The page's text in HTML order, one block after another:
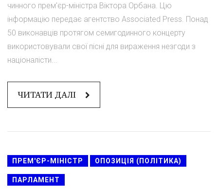
чинного прем'єр-міністра Віктора Орбана. Цю
інформацію передає агентство Associated Press. Понад
50 виконавців протягом семигодинного концерту
використовували свої пісні для вираження незгоди з
націоналісти...
ЧИТАТИ ДАЛІ
ПРЕМ'ЄР-МІНІСТР ОПОЗИЦІЯ (ПОЛІТИКА)
ПАРЛАМЕНТ